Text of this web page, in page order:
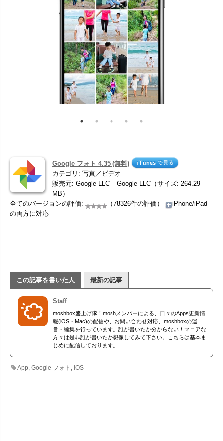
Google フォト 4.35 (無料)
カテゴリ: 写真／ビデオ
販売元: Google LLC – Google LLC（サイズ: 264.29
MB）
全てのバージョンの評価:
（78326件の評価）
iPhone/iPad
の両方に対応
この記事を書いた人 最新の記事
Staff
moshbox盛上げ隊！moshメンバーによる、日々のApps更新情
報(iOS・Mac)の配信や、お問い合わせ対応、moshboxの運
営・編集を行っています。誰が書いたか分からない！マニアな
方々は是非誰が書いたか想像してみて下さい。こちらは基本ま
じめに配信しております。
App ,Google フォト ,iOS